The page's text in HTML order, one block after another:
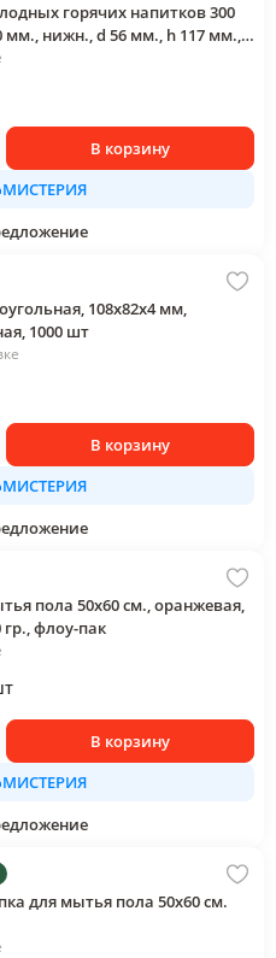
горячих напитков 300
мм., нижн., d 56 мм., h 117 мм., с
картон, 5 шт., Мистерия, 50
пакет
В корзину
МИСТЕРИЯ
108х82х4 мм,
1000 шт
В корзину
МИСТЕРИЯ
пола 50х60 см., оранжевая,
флоу-пак
В корзину
МИСТЕРИЯ
для мытья пола 50х60 см.